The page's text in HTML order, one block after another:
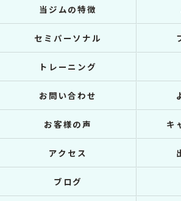
当ジムの特徴
セミパーソナル
トレーニング
お問い合わせ
お客様の声 キ
アクセス
ブログ